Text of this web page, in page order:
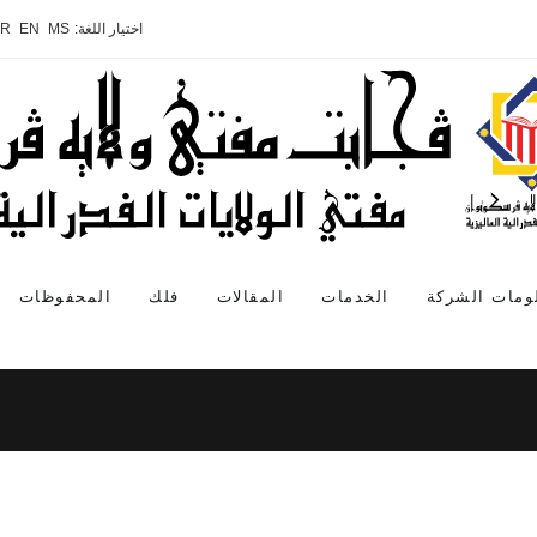
اختيار اللغة: MS
EN
الشركة الخدمات المقالات فلك المحفوظات